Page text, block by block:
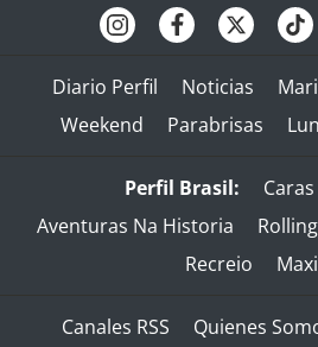
Diario Perfil Noticias
Weekend
Parabrisas
Perfil Brasil: Caras
Aventuras Na Historia
Recreio
Canales RSS Quienes